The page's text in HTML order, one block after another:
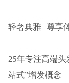
轻奢典雅 尊享
25年专注高端头
站式”增发概念